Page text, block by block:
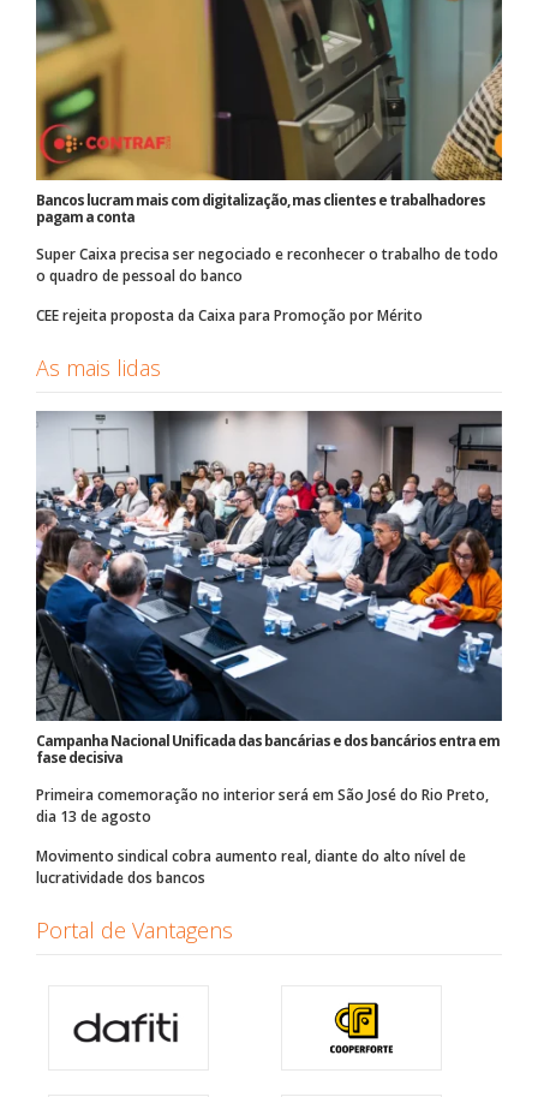
Bancos lucram mais com digitalização, mas clientes e trabalhadores
pagam a conta
Super Caixa precisa ser negociado e reconhecer o trabalho de todo
o quadro de pessoal do banco
CEE rejeita proposta da Caixa para Promoção por Mérito
As mais lidas
Campanha Nacional Unificada das bancárias e dos bancários entra em
fase decisiva
Primeira comemoração no interior será em São José do Rio Preto,
dia 13 de agosto
Movimento sindical cobra aumento real, diante do alto nível de
lucratividade dos bancos
Portal de Vantagens